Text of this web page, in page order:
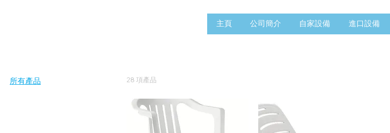
主頁 公司簡介 自家設備 進口設備
所有產品 28 項產品